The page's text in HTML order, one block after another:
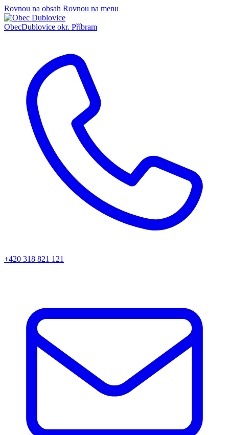
Rovnou na obsah Rovnou na menu
ObecDublovice okr. Příbram
+420 318 821 121